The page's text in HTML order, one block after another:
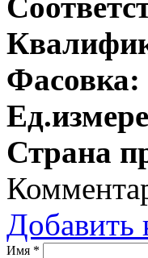
Фасовка:
Страна
Добавить
Имя *